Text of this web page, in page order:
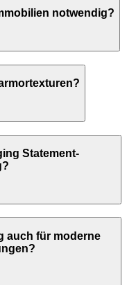
notwendig?
Statement-
auch für moderne